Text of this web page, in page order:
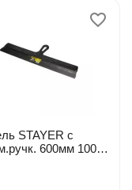
STAYER с
600мм 1008-